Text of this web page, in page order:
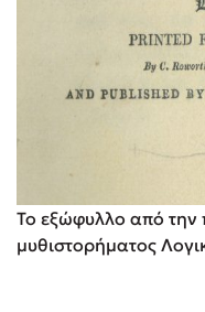
Το εξώφυλλο από την
μυθιστορήματος